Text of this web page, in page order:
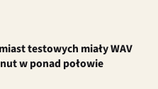
testowych miały WAV
w ponad połowie